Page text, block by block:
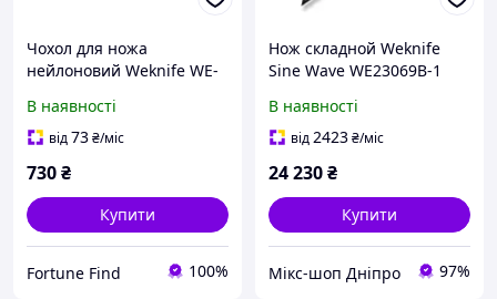
Чохол для ножа
нейлоновий Weknife WE-
В наявності
від73₴/міс
730₴
Купити
Fortune Find 100%
Нож складной Weknife
Sine Wave WE23069B-1
В наявності
від2423₴/міс
24 230₴
Купити
Мікс-шоп Дніпро 97%